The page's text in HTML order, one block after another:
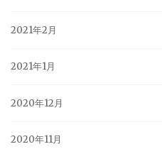
2021年2月
2021年1月
2020年12月
2020年11月